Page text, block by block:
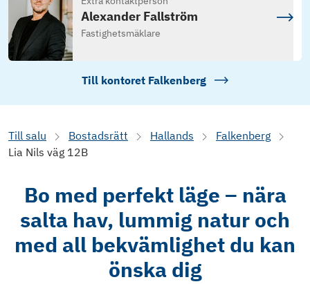
Alexander Fallström
Fastighetsmäklare
Till kontoret Falkenberg
Till salu Bostadsrätt Hallands
Falkenberg
Lia Nils väg 12B
Bo med perfekt läge – nära
salta hav, lummig natur och
med all bekvämlighet du kan
önska dig